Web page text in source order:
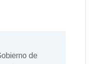
de